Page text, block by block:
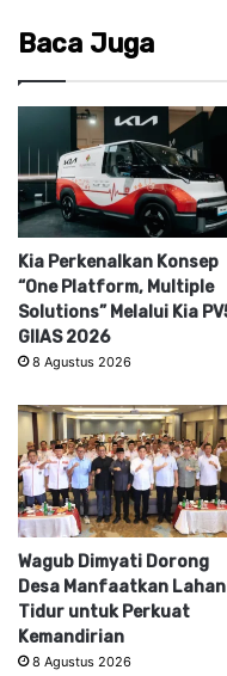
Baca Juga
Kia Perkenalkan Konsep
“One Platform, Multiple
Solutions” Melalui Kia
GIIAS 2026
8 Agustus 2026
Wagub Dimyati Dorong
Desa Manfaatkan Lahan
Tidur untuk Perkuat
Kemandirian
8 Agustus 2026